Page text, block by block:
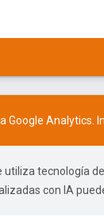
Google Analytics.
utiliza tecnología
con IA